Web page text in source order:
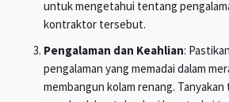
untuk mengetahui tentang
kontraktor tersebut.
Pengalaman dan Keahlian:
pengalaman yang memadai dalam
membangun kolam renang.